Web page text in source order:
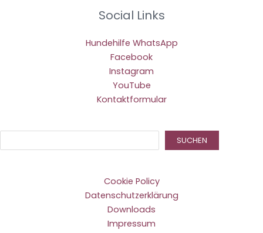
Social Links
Hundehilfe WhatsApp
Facebook
Instagram
YouTube
Kontaktformular
SUCHEN
Cookie Policy
Datenschutzerklärung
Downloads
Impressum